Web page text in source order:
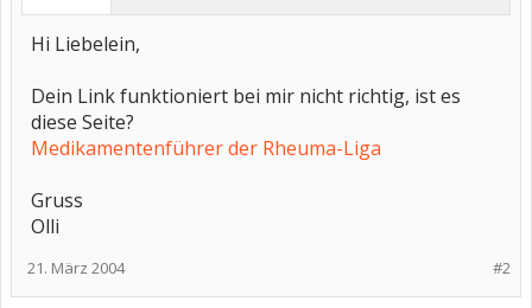
Hi Liebelein,
Dein Link funktioniert bei mir nicht richtig, ist es
diese Seite?
Medikamentenführer der Rheuma-Liga
Gruss
Olli
#2
21. März 2004